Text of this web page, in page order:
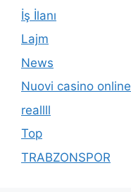
İş İlanı
Lajm
News
Nuovi casino online
reallll
Top
TRABZONSPOR